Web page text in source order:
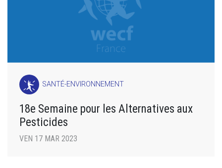
SANTÉ-ENVIRONNEMENT
18e Semaine pour les Alternatives aux
Pesticides
VEN 17 MAR 2023